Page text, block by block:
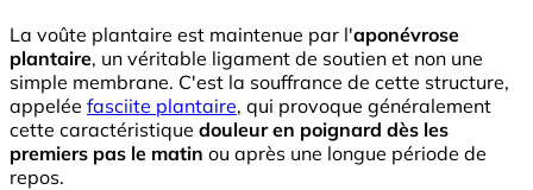
La voûte plantaire est maintenue par l'aponévrose
plantaire, un véritable ligament de soutien et non une
simple membrane. C'est la souffrance de cette structure,
appelée fasciite plantaire, qui provoque généralement
cette caractéristique douleur en poignard dès les
premiers pas le matin ou après une longue période de
repos.